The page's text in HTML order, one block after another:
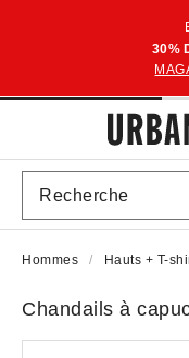
30%
Hommes Hauts + T-
Chandails à